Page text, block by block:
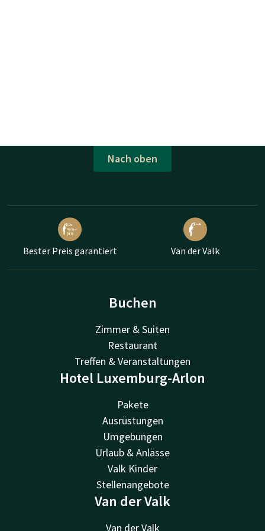
Nach oben
Bester Preis garantiert Van der Valk
Buchen
Zimmer & Suiten
Restaurant
Treffen & Veranstaltungen
Hotel Luxemburg-Arlon
Pakete
Ausrüstungen
Umgebungen
Urlaub & Anlässe
Valk Kinder
Stellenangebote
Van der Valk
Van der Valk